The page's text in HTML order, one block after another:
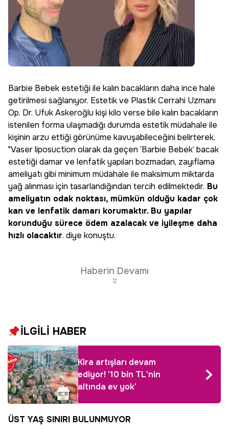
Barbie Bebek estetiği ile kalın bacakların daha ince hale
getirilmesi sağlanıyor. Estetik ve Plastik Cerrahi Uzmanı
Op. Dr. Ufuk Askeroğlu kişi kilo verse bile kalın bacakların
istenilen forma ulaşmadığı durumda estetik müdahale ile
kişinin arzu ettiği görünüme kavuşabileceğini belirterek,
"Vaser liposuction olarak da geçen ‘Barbie Bebek’ bacak
estetiği damar ve lenfatik yapıları bozmadan, zayıflama
ameliyatı gibi minimum müdahale ile maksimum miktarda
yağ alınması için tasarlandığından tercih edilmektedir. Bu
ameliyatın odak noktası, mümkün olduğu kadar çok
kan ve lenfatik damarı korumaktır. Bu yapılar
korunduğu sürece ödem azalacak ve iyileşme daha
hızlı olacaktır. diye konuştu.
Haberin Devamı
İLGİLİ HABER
Kira artışları devam
ediyor! '10 bin TL'nin
altında ev yok'
ÜST YAŞ SINIRI BULUNMUYOR